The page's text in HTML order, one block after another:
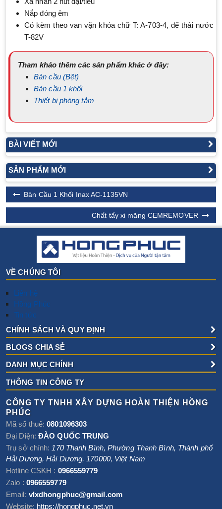
Nắp đóng êm
Có kèm theo van vặn khóa chữ T: A-703-4, đế thải nước
T-82V
Tham khảo thêm các sản phẩm khác ở đây:
Bàn cầu (Bệt)
Bàn cầu 1 khối
Thiết bị phòng tắm
BÀI VIẾT MỚI
SẢN PHẨM MỚI
Bàn Cầu 1 Khối Inax AC-1135VN
Chất tẩy xi măng CEMREMOVER
VỀ CHÚNG TÔI
Liên hệ
Hồng Phúc
Tin tức
CHÍNH SÁCH VÀ QUY ĐỊNH
BLOGS CHIA SẺ
DANH MỤC CHÍNH
THÔNG TIN CÔNG TY
CÔNG TY TNHH XÂY DỰNG HOÀN THIỆN HỒNG
PHÚC
Mã số thuế:0801096303
Đại Diện: ĐÀO QUỐC TRUNG
Trụ sở chính: 170 Thanh Bình, Phường Thanh Bình, Thành phố
Hải Dương,Hải Dương, 170000, Việt Nam
Hotline CSKH : 0966559779
Zalo : 0966559779
Email: vlxdhongphuc@gmail.com
Website: https://hongphuc.net.vn